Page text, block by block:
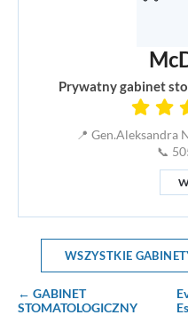
Prywatny gabinet
📍 Gen.Aleksandra
📞
WSZYSTKIE
← GABINET
STOMATOLOGICZNY